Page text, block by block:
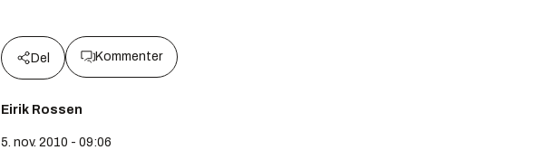
Del Kommenter
Eirik Rossen
5. nov. 2010 - 09:06